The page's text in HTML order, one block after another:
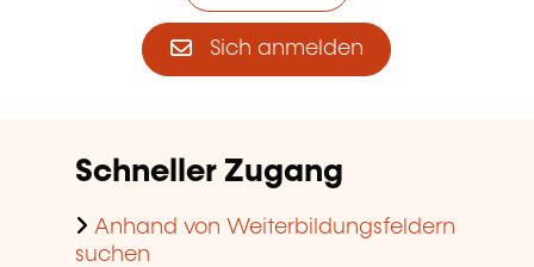
Sich anmelden
Schneller Zugang
Anhand von Weiterbildungsfeldern
suchen